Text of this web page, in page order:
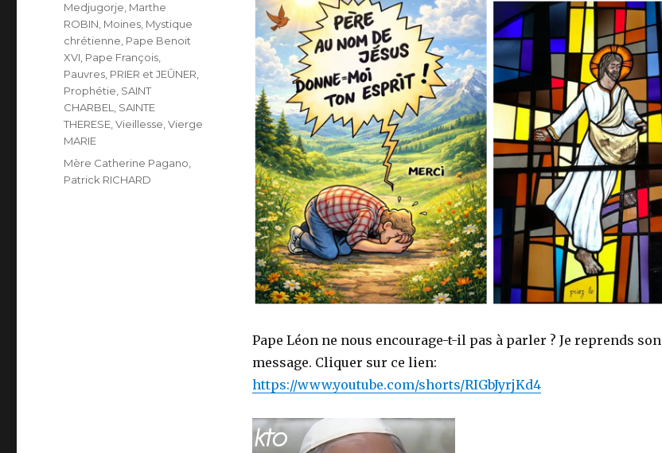
Pape Léon ne nous encourage-t-il pas à parler ? Je reprends son
message. Cliquer sur ce lien:
https://www.youtube.com/shorts/RIGbJyrjKd4
Medjugorje Marthe
ROBIN Moines Mystique
chrétienne Pape Benoit
XVI Pape François
Pauvres PRIER et JEÛNER
Prophétie SAINT
CHARBEL
SAINTE
THERESE ,Vieillesse ,Vierge
MARIE
Étiquettes
Mère Catherine Pagano
Patrick RICHARD